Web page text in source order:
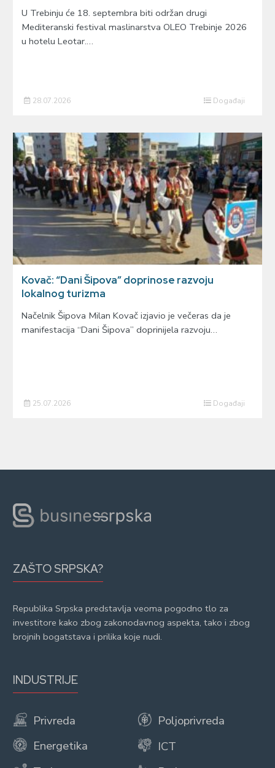
U Trebinju će 18. septembra biti održan drugi
Mediteranski festival maslinarstva OLEO Trebinje 2026
u hotelu Leotar.…
28.07.2026 Događaji
Kovač: “Dani Šipova” doprinose razvoju
lokalnog turizma
Načelnik Šipova Milan Kovač izjavio je večeras da je
manifestacija “Dani Šipova” doprinijela razvoju…
25.07.2026 Događaji
ZAŠTO SRPSKA?
Republika Srpska predstavlja veoma pogodno tlo za
investitore kako zbog zakonodavnog aspekta, tako i zbog
brojnih bogatstava i prilika koje nudi.
INDUSTRIJE
Privreda
Energetika
Poljoprivreda
ICT